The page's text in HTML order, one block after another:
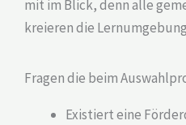
mit im Blick, denn alle
kreieren die
Fragen die beim
Existiert eine